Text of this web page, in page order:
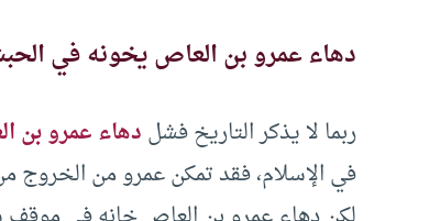
دهاء عمرو بن العاص يخونه في
ربما لا يذكر التاريخ فشلدهاء عمرو بن
في الإسلام، فقد تمكن عمرو من الخروج